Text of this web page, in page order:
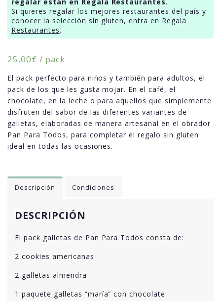
Si quieres regalar los mejores restaurantes del país y
conocer la selección sin gluten, entra en Regala
Restaurantes.
25,00€ / pack
El pack perfecto para niños y también para adultos, el
pack de los que les gusta mojar. En el café, el
chocolate, en la leche o para aquellos que simplemente
disfruten del sabor de las diferentes variantes de
galletas, elaboradas de manera artesanal en el obrador
Pan Para Todos, para completar el regalo sin gluten
ideal en todas las ocasiones.
Descripción Condiciones
DESCRIPCIÓN
El pack galletas de Pan Para Todos consta de:
2 cookies americanas
2 galletas almendra
1 paquete galletas “maría” con chocolate